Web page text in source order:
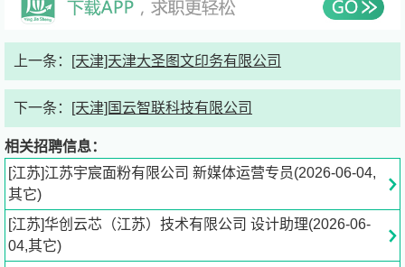
日常运营管理，不限于内容的创作、拍摄、剪辑、发布等工
2. 了解新媒体行业发展趋势，能够利用各种推广手段，提
升账号的曝光率和影响力；
3. 具备团队管理经验，能够有效协调各部门资源，推动团
队目标的实现；
4. 有较强的组织、协调、领导及线上线下沟通能力。
上一条： [天津]天津大圣图文印务有限公司
下一条： [天津]国云智联科技有限公司
相关招聘信息：
[江苏]江苏宇宸面粉有限公司 新媒体运营专员(2026-06-04,
其它)
[江苏]华创云芯（江苏）技术有限公司 设计助理(2026-06-
04,其它)